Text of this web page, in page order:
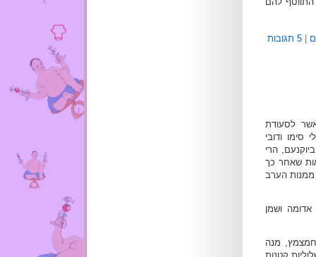
5 תגובות
לסעודת
סימו ודובי
הרי
שאחר כך
הערב
טחינה אדומה ושמן
חמצמץ, מנה